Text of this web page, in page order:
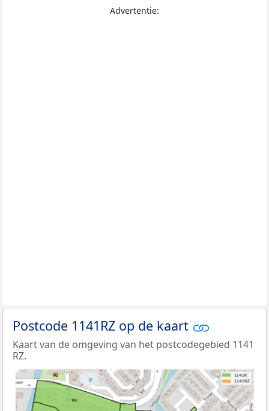
Advertentie:
Postcode 1141RZ op de kaart
Kaart van de omgeving van het postcodegebied 1141
RZ.